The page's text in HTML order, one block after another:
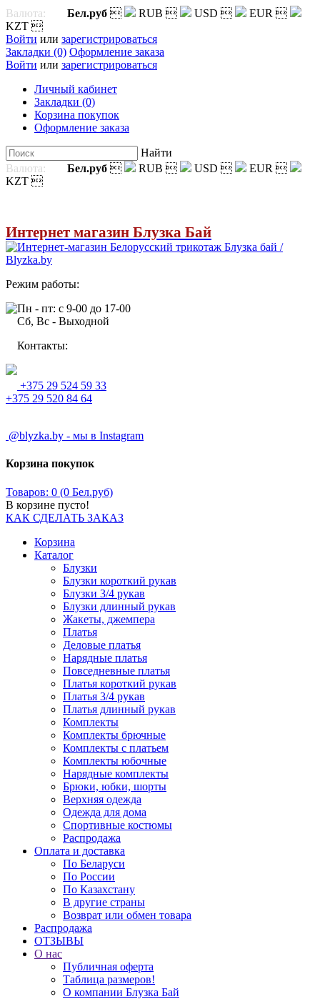
Валюта: Бел.руб  RUB  USD  EUR 
KZT 
Войти или зарегистрироваться
Закладки (0) Оформление заказа
Войти или зарегистрироваться
Личный кабинет
Закладки (0)
Корзина покупок
Оформление заказа
Найти
Валюта:
Бел.руб  RUB  USD  EUR 
KZT 
Интернет магазин Блузка Бай
Режим работы:
Пн - пт: с 9-00 до 17-00
Сб, Вс - Выходной
Контакты:
+375 29 524 59 33
+375 29 520 84 64
@blyzka.by - мы в Instagram
Корзина покупок
Товаров: 0 (0 Бел.руб)
В корзине пусто!
КАК СДЕЛАТЬ ЗАКАЗ
Корзина
Каталог
Блузки
Блузки короткий рукав
Блузки 3/4 рукав
Блузки длинный рукав
Жакеты, джемпера
Платья
Деловые платья
Нарядные платья
Повседневные платья
Платья короткий рукав
Платья 3/4 рукав
Платья длинный рукав
Комплекты
Комплекты брючные
Комплекты с платьем
Комплекты юбочные
Нарядные комплекты
Брюки, юбки, шорты
Верхняя одежда
Одежда для дома
Спортивные костюмы
Распродажа
Оплата и доставка
По Беларуси
По России
По Казахстану
В другие страны
Возврат или обмен товара
Распродажа
ОТЗЫВЫ
О нас
Публичная оферта
Таблица размеров!
О компании Блузка Бай